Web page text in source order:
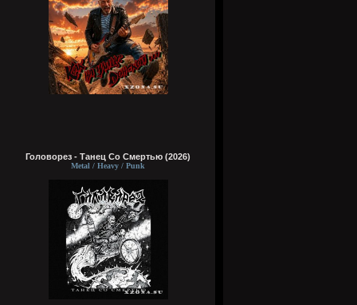
Головорез - Tанец Со Смертью (2026)
Metal / Heavy / Punk